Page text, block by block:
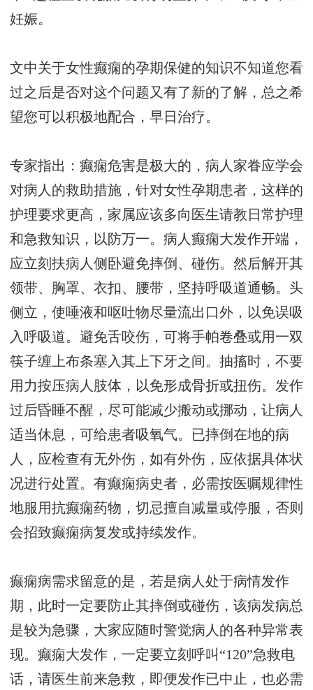
妊娠。
文中关于女性癫痫的孕期保健的知识不知道您看
过之后是否对这个问题又有了新的了解，总之希
望您可以积极地配合，早日治疗。
专家指出：癫痫危害是极大的，病人家眷应学会
对病人的救助措施，针对女性孕期患者，这样的
护理要求更高，家属应该多向医生请教日常护理
和急救知识，以防万一。病人癫痫大发作开端，
应立刻扶病人侧卧避免摔倒、碰伤。然后解开其
领带、胸罩、衣扣、腰带，坚持呼吸道通畅。头
侧立，使唾液和呕吐物尽量流出口外，以免误吸
入呼吸道。避免舌咬伤，可将手帕卷叠或用一双
筷子缠上布条塞入其上下牙之间。抽搐时，不要
用力按压病人肢体，以免形成骨折或扭伤。发作
过后昏睡不醒，尽可能减少搬动或挪动，让病人
适当休息，可给患者吸氧气。已摔倒在地的病
人，应检查有无外伤，如有外伤，应依据具体状
况进行处置。有癫痫病史者，必需按医嘱规律性
地服用抗癫痫药物，切忌擅自减量或停服，否则
会招致癫痫病复发或持续发作。
癫痫病需求留意的是，若是病人处于病情发作
期，此时一定要防止其摔倒或碰伤，该病发病总
是较为急骤，大家应随时警觉病人的各种异常表
现。癫痫大发作，一定要立刻呼叫“120”急救电
话，请医生前来急救，即便发作已中止，也必需